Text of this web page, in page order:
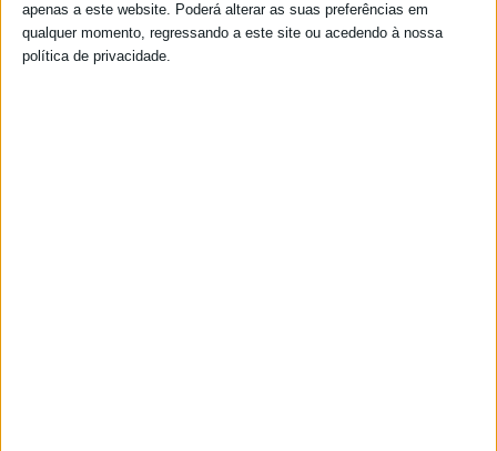
apenas a este website. Poderá alterar as suas preferências em
qualquer momento, regressando a este site ou acedendo à nossa
política de privacidade.